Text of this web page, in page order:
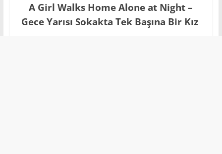
A Girl Walks Home Alone at Night –
Gece Yarısı Sokakta Tek Başına Bir Kız